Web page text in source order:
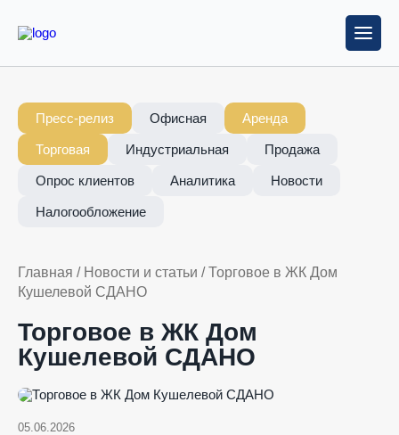
Пресс-релиз Офисная Аренда
Торговая Индустриальная Продажа
Опрос клиентов Аналитика Новости
Налогообложение
Главная / Новости и статьи /Торговое в ЖК Дом
Кушелевой СДАНО
Торговое в ЖК Дом
Кушелевой СДАНО
05.06.2026